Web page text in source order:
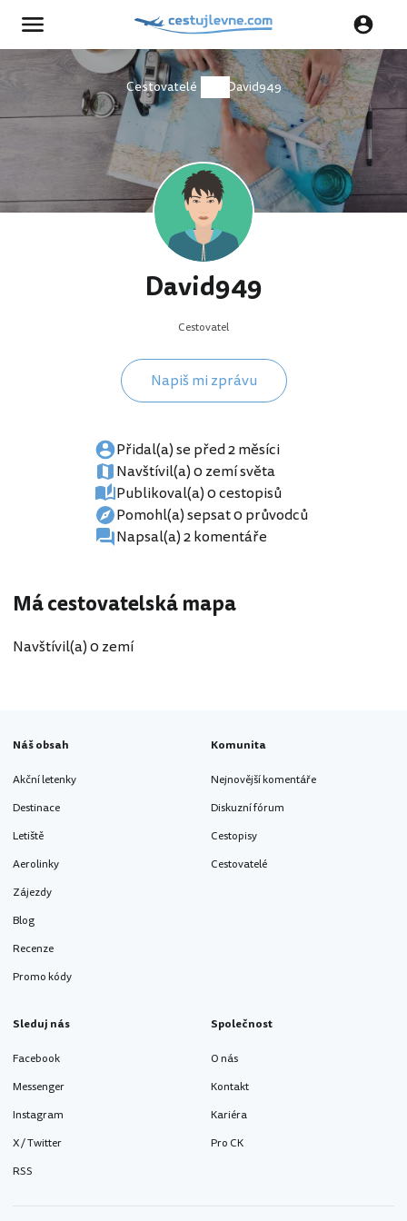
Cestovatelé David949
David949
Cestovatel
Napiš mi zprávu
Přidal(a) se před 2 měsíci
Navštívil(a) 0 zemí světa
Publikoval(a) 0 cestopisů
Pomohl(a) sepsat 0 průvodců
Napsal(a) 2 komentáře
Má cestovatelská mapa
Navštívil(a) 0 zemí
Náš obsah
Akční letenky
Destinace
Letiště
Aerolinky
Zájezdy
Blog
Recenze
Promo kódy
Komunita
Nejnovější komentáře
Diskuzní fórum
Cestopisy
Cestovatelé
Sleduj nás
Facebook
Messenger
Instagram
X / Twitter
RSS
Společnost
O nás
Kontakt
Kariéra
Pro CK